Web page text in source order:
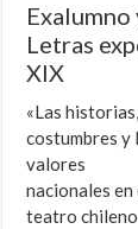
Letras
XIX
«Las
costumbres y
valores
nacionales en
teatro chileno